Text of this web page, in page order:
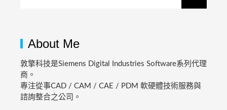
About Me
敦擎科技是Siemens Digital Industries Software系列代理
商。
專注從事CAD / CAM / CAE / PDM 軟硬體技術服務與
諮詢整合之公司。